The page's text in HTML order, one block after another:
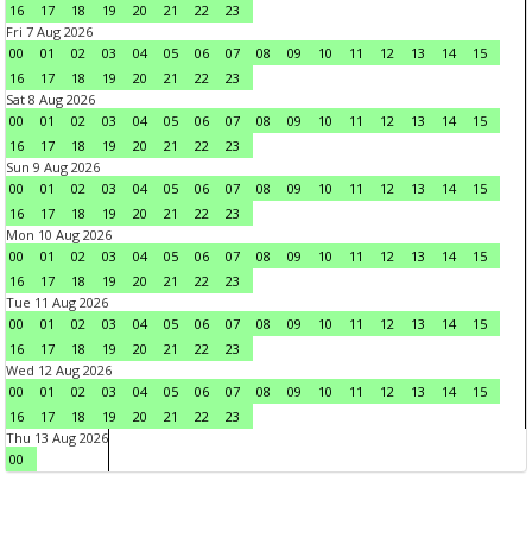
16
17 18 19 20 21 22
23
Fri 7 Aug 2026
00
01 02 03 04 05 06 07 08 09 10 11 12 13 14
15
16
17 18 19 20 21 22
23
Sat 8 Aug 2026
00
01 02 03 04 05 06 07 08 09 10 11 12 13 14
15
16
17 18 19 20 21 22
23
Sun 9 Aug 2026
00
01 02 03 04 05 06 07 08 09 10 11 12 13 14
15
16
17 18 19 20 21 22
23
Mon 10 Aug 2026
00
01 02 03 04 05 06 07 08 09 10 11 12 13 14
15
16
17 18 19 20 21 22
23
Tue 11 Aug 2026
00
01 02 03 04 05 06 07 08 09 10 11 12 13 14
15
16
17 18 19 20 21 22
23
Wed 12 Aug 2026
00
01 02 03 04 05 06 07 08 09 10 11 12 13 14
15
16
17 18 19 20 21 22
23
Thu 13 Aug 2026
00